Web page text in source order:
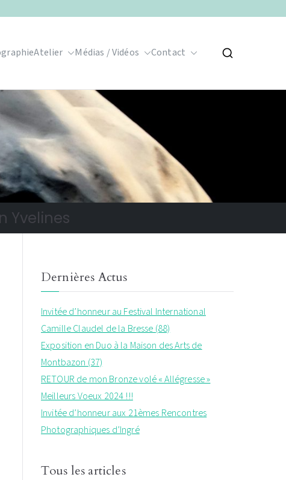
Atelier Médias / Vidéos Contact
Yvelines
Dernières Actus
Invitée d’honneur au Festival International
Camille Claudel de la Bresse (88)
Exposition en Duo à la Maison des Arts de
Montbazon (37)
RETOUR de mon Bronze volé « Allégresse »
Meilleurs Voeux 2024 !!!
Invitée d’honneur aux 21èmes Rencontres
Photographiques d’Ingré
Tous les articles